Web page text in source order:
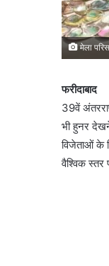
मेला
फरीदाबाद
39वें
भी हुनर
विजेताओं के
वैश्विक स्तर